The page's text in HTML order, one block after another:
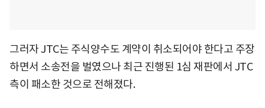
그러자 JTC는 주식양수도 계약이 취소되어야 한다고 주장
하면서 소송전을 벌였으나 최근 진행된 1심 재판에서 JTC
측이 패소한 것으로 전해졌다.